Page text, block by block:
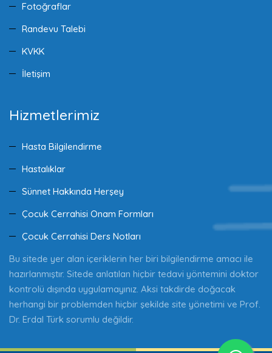
Fotoğraflar
Randevu Talebi
KVKK
İletişim
Hizmetlerimiz
Hasta Bilgilendirme
Hastalıklar
Sünnet Hakkında Herşey
Çocuk Cerrahisi Onam Formları
Çocuk Cerrahisi Ders Notları
Bu sitede yer alan içeriklerin her biri bilgilendirme amacı ile
hazırlanmıştır. Sitede anlatılan hiçbir tedavi yöntemini doktor
kontrolü dışında uygulamayınız. Aksi takdirde doğacak
herhangi bir problemden hiçbir şekilde site yönetimi ve Prof.
Dr. Erdal Türk sorumlu değildir.